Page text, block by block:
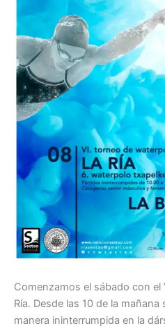
Comenzamos el sábado con el
Ría. Desde las 10 de la
manera ininterrumpida en la